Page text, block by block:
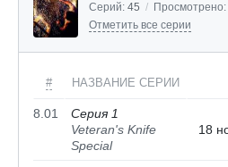
Серий: 45 / Просмотрено:
Отметить все серии
# НАЗВАНИЕ СЕРИИ
8.01
Серия 1
Veteran's Knife
Special
18